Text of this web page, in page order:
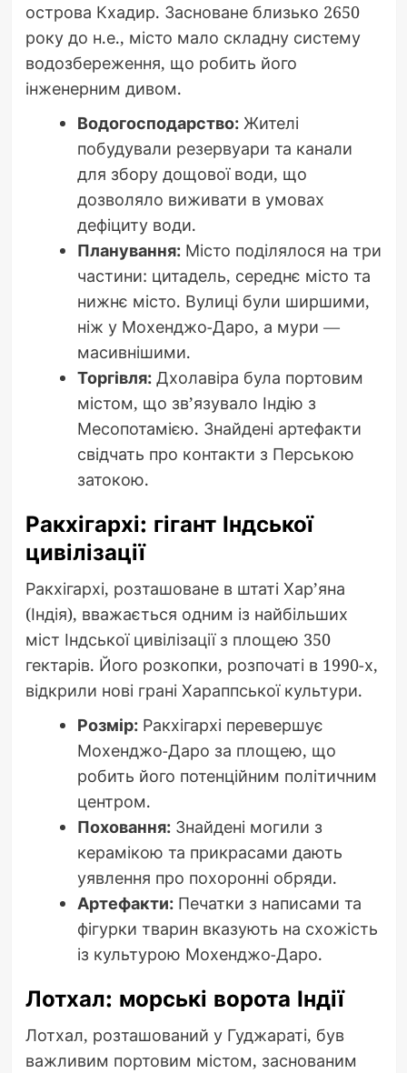
острова Кхадир. Засноване близько 2650
року до н.е., місто мало складну систему
водозбереження, що робить його
інженерним дивом.
Водогосподарство:Жителі
побудували резервуари та канали
для збору дощової води, що
дозволяло виживати в умовах
дефіциту води.
Планування:Місто поділялося на три
частини: цитадель, середнє місто та
нижнє місто. Вулиці були ширшими,
ніж у Мохенджо-Даро, а мури —
масивнішими.
Торгівля:Дхолавіра була портовим
містом, що зв’язувало Індію з
Месопотамією. Знайдені артефакти
свідчать про контакти з Перською
затокою.
Ракхігархі: гігант Індської
цивілізації
Ракхігархі, розташоване в штаті Хар’яна
(Індія), вважається одним із найбільших
міст Індської цивілізації з площею 350
гектарів. Його розкопки, розпочаті в 1990-х,
відкрили нові грані Хараппської культури.
Розмір:Ракхігархі перевершує
Мохенджо-Даро за площею, що
робить його потенційним політичним
центром.
Поховання:Знайдені могили з
керамікою та прикрасами дають
уявлення про похоронні обряди.
Артефакти:Печатки з написами та
фігурки тварин вказують на схожість
із культурою Мохенджо-Даро.
Лотхал: морські ворота Індії
Лотхал, розташований у Гуджараті, був
важливим портовим містом, заснованим